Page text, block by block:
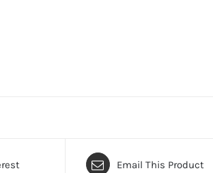
Email This Product